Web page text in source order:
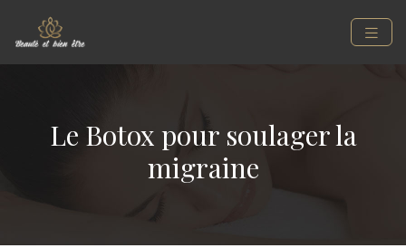
Le Botox pour soulager la
migraine